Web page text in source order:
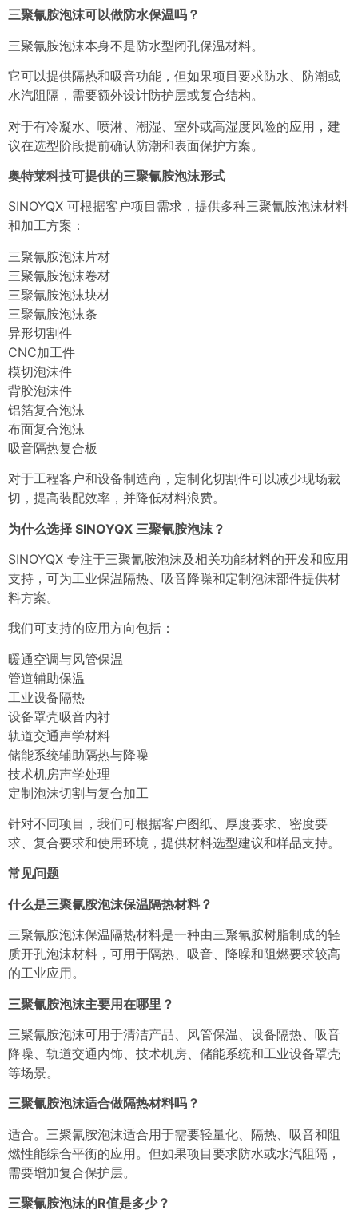
三聚氰胺泡沫可以做防水保温吗？
三聚氰胺泡沫本身不是防水型闭孔保温材料。
它可以提供隔热和吸音功能，但如果项目要求防水、防潮或
水汽阻隔，需要额外设计防护层或复合结构。
对于有冷凝水、喷淋、潮湿、室外或高湿度风险的应用，建
议在选型阶段提前确认防潮和表面保护方案。
奥特莱科技可提供的三聚氰胺泡沫形式
SINOYQX 可根据客户项目需求，提供多种三聚氰胺泡沫材料
和加工方案：
三聚氰胺泡沫片材
三聚氰胺泡沫卷材
三聚氰胺泡沫块材
三聚氰胺泡沫条
异形切割件
CNC加工件
模切泡沫件
背胶泡沫件
铝箔复合泡沫
布面复合泡沫
吸音隔热复合板
对于工程客户和设备制造商，定制化切割件可以减少现场裁
切，提高装配效率，并降低材料浪费。
为什么选择 SINOYQX 三聚氰胺泡沫？
SINOYQX 专注于三聚氰胺泡沫及相关功能材料的开发和应用
支持，可为工业保温隔热、吸音降噪和定制泡沫部件提供材
料方案。
我们可支持的应用方向包括：
暖通空调与风管保温
管道辅助保温
工业设备隔热
设备罩壳吸音内衬
轨道交通声学材料
储能系统辅助隔热与降噪
技术机房声学处理
定制泡沫切割与复合加工
针对不同项目，我们可根据客户图纸、厚度要求、密度要
求、复合要求和使用环境，提供材料选型建议和样品支持。
常见问题
什么是三聚氰胺泡沫保温隔热材料？
三聚氰胺泡沫保温隔热材料是一种由三聚氰胺树脂制成的轻
质开孔泡沫材料，可用于隔热、吸音、降噪和阻燃要求较高
的工业应用。
三聚氰胺泡沫主要用在哪里？
三聚氰胺泡沫可用于清洁产品、风管保温、设备隔热、吸音
降噪、轨道交通内饰、技术机房、储能系统和工业设备罩壳
等场景。
三聚氰胺泡沫适合做隔热材料吗？
适合。三聚氰胺泡沫适合用于需要轻量化、隔热、吸音和阻
燃性能综合平衡的应用。但如果项目要求防水或水汽阻隔，
需要增加复合保护层。
三聚氰胺泡沫的R值是多少？